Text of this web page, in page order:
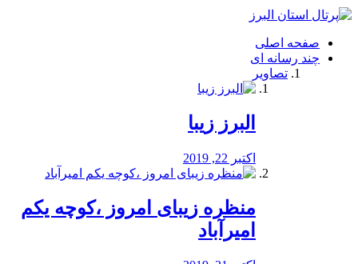
فصد
شرق
تهران
خشکشویی
صفحه اصلی
چند رسانه ای
تصاویر
البرز زیبا
اکتبر 22, 2019
منظره‌‌ زیبای امروز ،کوچه یکم
امیرآباد